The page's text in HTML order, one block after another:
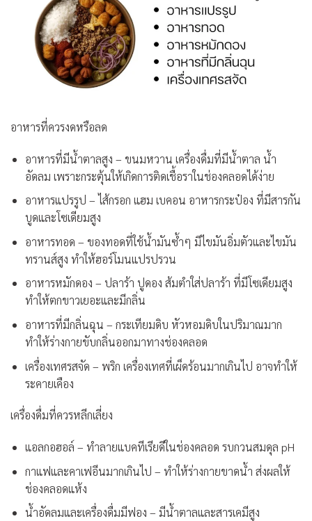
อาหารที่ควรงดหรือลด
อาหารที่มีน้ำตาลสูง – ขนมหวาน เครื่องดื่มที่มีน้ำตาล น้ำ
อัดลม เพราะกระตุ้นให้เกิดการติดเชื้อราในช่องคลอดได้ง่าย
อาหารแปรรูป – ไส้กรอก แฮม เบคอน อาหารกระป๋อง ที่มีสารกัน
บูดและโซเดียมสูง
อาหารทอด – ของทอดที่ใช้น้ำมันซ้ำๆ มีไขมันอิ่มตัวและไขมัน
ทรานส์สูง ทำให้ฮอร์โมนแปรปรวน
อาหารหมักดอง – ปลาร้า ปูดอง ส้มตำใส่ปลาร้า ที่มีโซเดียมสูง
ทำให้ตกขาวเยอะและมีกลิ่น
อาหารที่มีกลิ่นฉุน – กระเทียมดิบ หัวหอมดิบในปริมาณมาก
ทำให้ร่างกายขับกลิ่นออกมาทางช่องคลอด
เครื่องเทศรสจัด – พริก เครื่องเทศที่เผ็ดร้อนมากเกินไป อาจทำให้
ระคายเคือง
เครื่องดื่มที่ควรหลีกเลี่ยง
แอลกอฮอล์ – ทำลายแบคทีเรียดีในช่องคลอด รบกวนสมดุล pH
กาแฟและคาเฟอีนมากเกินไป – ทำให้ร่างกายขาดน้ำ ส่งผลให้
ช่องคลอดแห้ง
น้ำอัดลมและเครื่องดื่มมีฟอง – มีน้ำตาลและสารเคมีสูง